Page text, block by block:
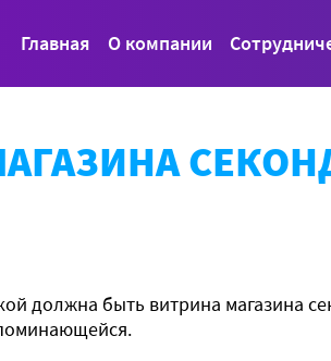
Главная О компании
должна быть витрина магазина